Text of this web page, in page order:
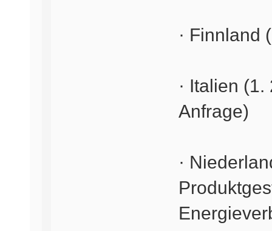
· Finnland
· Italien
Anfrage)
·